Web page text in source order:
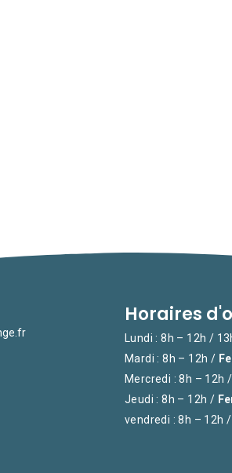
Horaires
Lundi : 8h – 12h /
Mardi : 8h – 12h /
Mercredi : 8h – 12h
Jeudi : 8h – 12h /
vendredi : 8h – 12h